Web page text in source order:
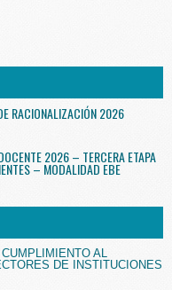
RACIONALIZACIÓN 2026
2026 – TERCERA ETAPA
– MODALIDAD EBE
AL
DE INSTITUCIONES